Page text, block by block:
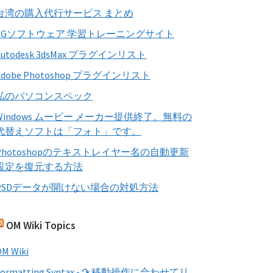
湾の購入代行サービス まとめ
ソフトウェア 学習トレーニングサイト
3dsMax プラグインリスト
Photoshop プラグインリスト
のパソコンスペック
ムービー メーカー提供終了。無料の
替えソフトは「フォト」です。
のテキストレイヤー名の自動更新
定を復元する方法
データが開けない場合の対処方法
OM Wiki Topics
Wiki